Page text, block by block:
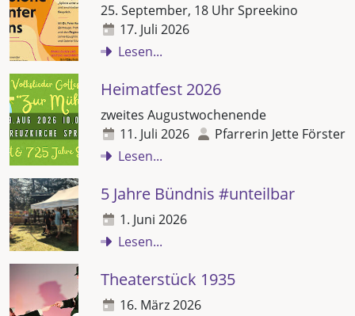
25. September, 18 Uhr Spreekino
17. Juli 2026
Lesen...
Heimatfest 2026
zweites Augustwochenende
11. Juli 2026
Pfarrerin Jette Förster
Lesen...
5 Jahre Bündnis #unteilbar
1. Juni 2026
Lesen...
Theaterstück 1935
16. März 2026